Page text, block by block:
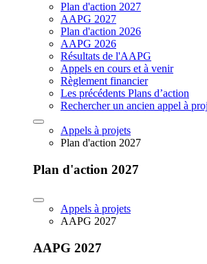
Plan d'action 2027
AAPG 2027
Plan d'action 2026
AAPG 2026
Résultats de l'AAPG
Appels en cours et à venir
Règlement financier
Les précédents Plans d’action
Rechercher un ancien appel à
Appels à projets
Plan d'action 2027
Plan d'action 2027
Appels à projets
AAPG 2027
AAPG 2027